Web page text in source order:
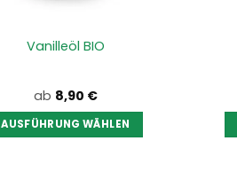
Vanilleöl BIO
ab 8,90 €
AUSFÜHRUNG WÄHLEN